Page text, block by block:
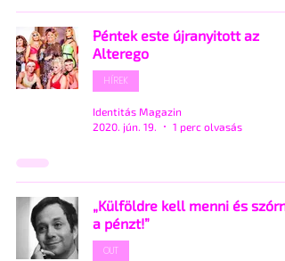
Péntek este újranyitott az
Alterego
HÍREK
Identitás Magazin
2020. jún. 19.
1 perc olvasás
„Külföldre kell menni és szórni
a pénzt!”
OUT